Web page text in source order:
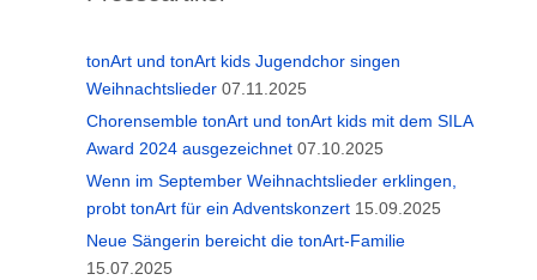
tonArt und tonArt kids Jugendchor singen
Weihnachtslieder 07.11.2025
Chorensemble tonArt und tonArt kids mit dem SILA
Award 2024 ausgezeichnet 07.10.2025
Wenn im September Weihnachtslieder erklingen,
probt tonArt für ein Adventskonzert 15.09.2025
Neue Sängerin bereicht die tonArt-Familie
15.07.2025